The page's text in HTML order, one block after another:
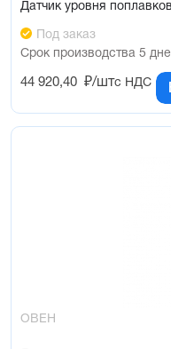
Датчик уровня
Под заказ
Срок производства 5
44 920,40 ₽/штс НДС
ОВЕН